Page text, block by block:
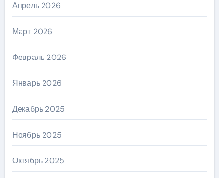
Апрель 2026
Март 2026
Февраль 2026
Январь 2026
Декабрь 2025
Ноябрь 2025
Октябрь 2025